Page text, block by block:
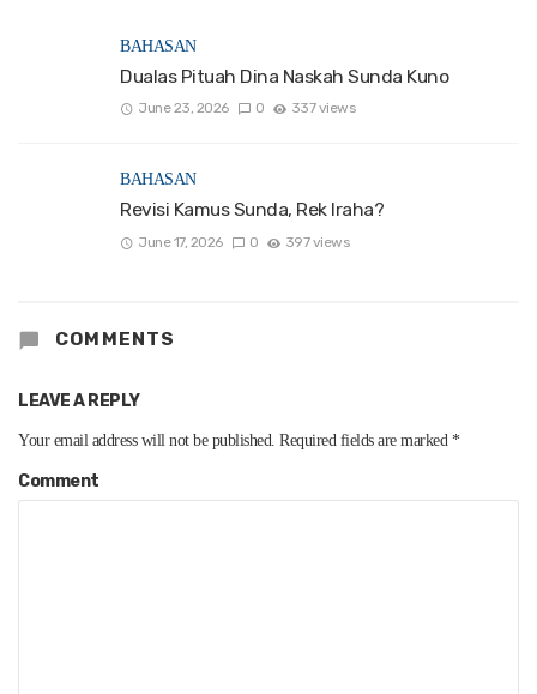
BAHASAN
Dualas Pituah Dina Naskah Sunda Kuno
June 23, 2026 0 337 views
BAHASAN
Revisi Kamus Sunda, Rek Iraha?
June 17, 2026 0 397 views
COMMENTS
LEAVE A REPLY
Your email address will not be published. Required fields are marked *
Comment